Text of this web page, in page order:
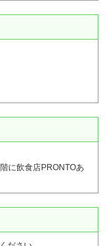
に飲食店PRONTOあ